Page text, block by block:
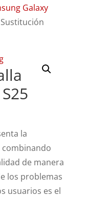
Galaxy
la
combinando
de manera
los problemas
usuarios es el